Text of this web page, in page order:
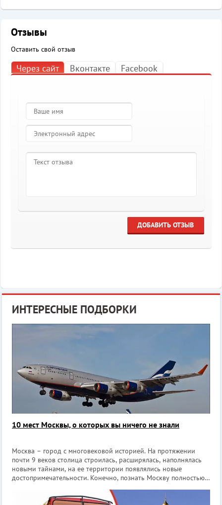
Отзывы
Оставить свой отзыв
Через сайт Вконтакте Facebook
ДОБАВИТЬ ОТЗЫВ
ИНТЕРЕСНЫЕ ПОДБОРКИ
10 мест Москвы, о которых вы ничего не знали
Москва – город с многовековой историей. На протяжении
почти 9 веков столица строилась, расширялась, наполнялась
новыми тайнами, на ее территории появлялись новые
достопримечательности. Конечно, познать Москву полностью,
не знают всех интере